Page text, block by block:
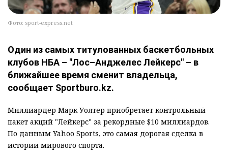
Фото: sport-express.net
Один из самых титулованных баскетбольных
клубов НБА – "Лос–Анджелес Лейкерс" – в
ближайшее время сменит владельца,
сообщает Sportburo.kz.
Миллиардер Марк Уолтер приобретает контрольный
пакет акций "Лейкерс" за рекордные $10 миллиардов.
По данным Yahoo Sports, это самая дорогая сделка в
истории мирового спорта.